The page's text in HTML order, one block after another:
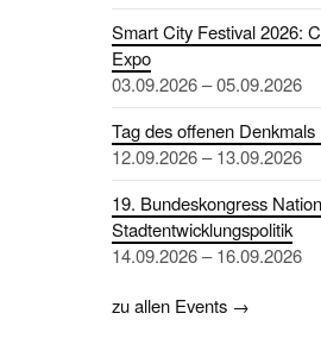
Smart City Festival 2026:
Expo
03.09.2026 – 05.09.2026
Tag des offenen
12.09.2026 – 13.09.2026
19. Bundeskongress
Stadtentwicklungspolitik
14.09.2026 – 16.09.2026
zu allen Events →